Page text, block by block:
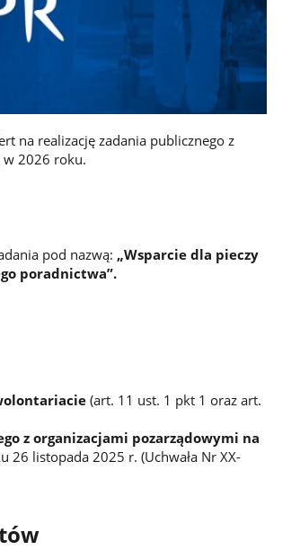
na realizację zadania publicznego z
w 2026 roku.
pod nazwą: „Wsparcie dla pieczy
poradnictwa”.
(art. 11 ust. 1 pkt 1 oraz art.
z organizacjami pozarządowymi na
26 listopada 2025 r. (Uchwała Nr XX-